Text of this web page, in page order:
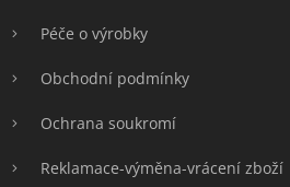
Péče o výrobky
Obchodní podmínky
Ochrana soukromí
Reklamace-výměna-vrácení zboží